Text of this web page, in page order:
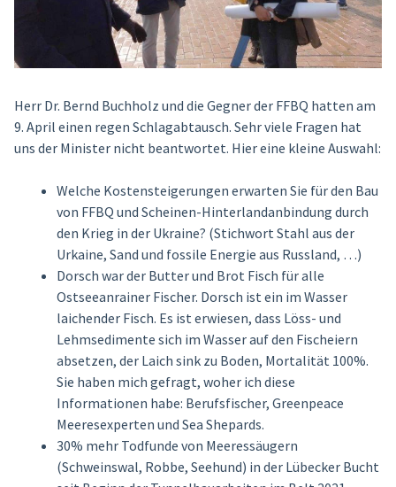
Herr Dr. Bernd Buchholz und die Gegner der FFBQ hatten am
9. April einen regen Schlagabtausch. Sehr viele Fragen hat
uns der Minister nicht beantwortet. Hier eine kleine Auswahl:
Welche Kostensteigerungen erwarten Sie für den Bau
von FFBQ und Scheinen-Hinterlandanbindung durch
den Krieg in der Ukraine? (Stichwort Stahl aus der
Urkaine, Sand und fossile Energie aus Russland, …)
Dorsch war der Butter und Brot Fisch für alle
Ostseeanrainer Fischer. Dorsch ist ein im Wasser
laichender Fisch. Es ist erwiesen, dass Löss- und
Lehmsedimente sich im Wasser auf den Fischeiern
absetzen, der Laich sink zu Boden, Mortalität 100%.
Sie haben mich gefragt, woher ich diese
Informationen habe: Berufsfischer, Greenpeace
Meeresexperten und Sea Shepards.
30% mehr Todfunde von Meeressäugern
(Schweinswal, Robbe, Seehund) in der Lübecker Bucht